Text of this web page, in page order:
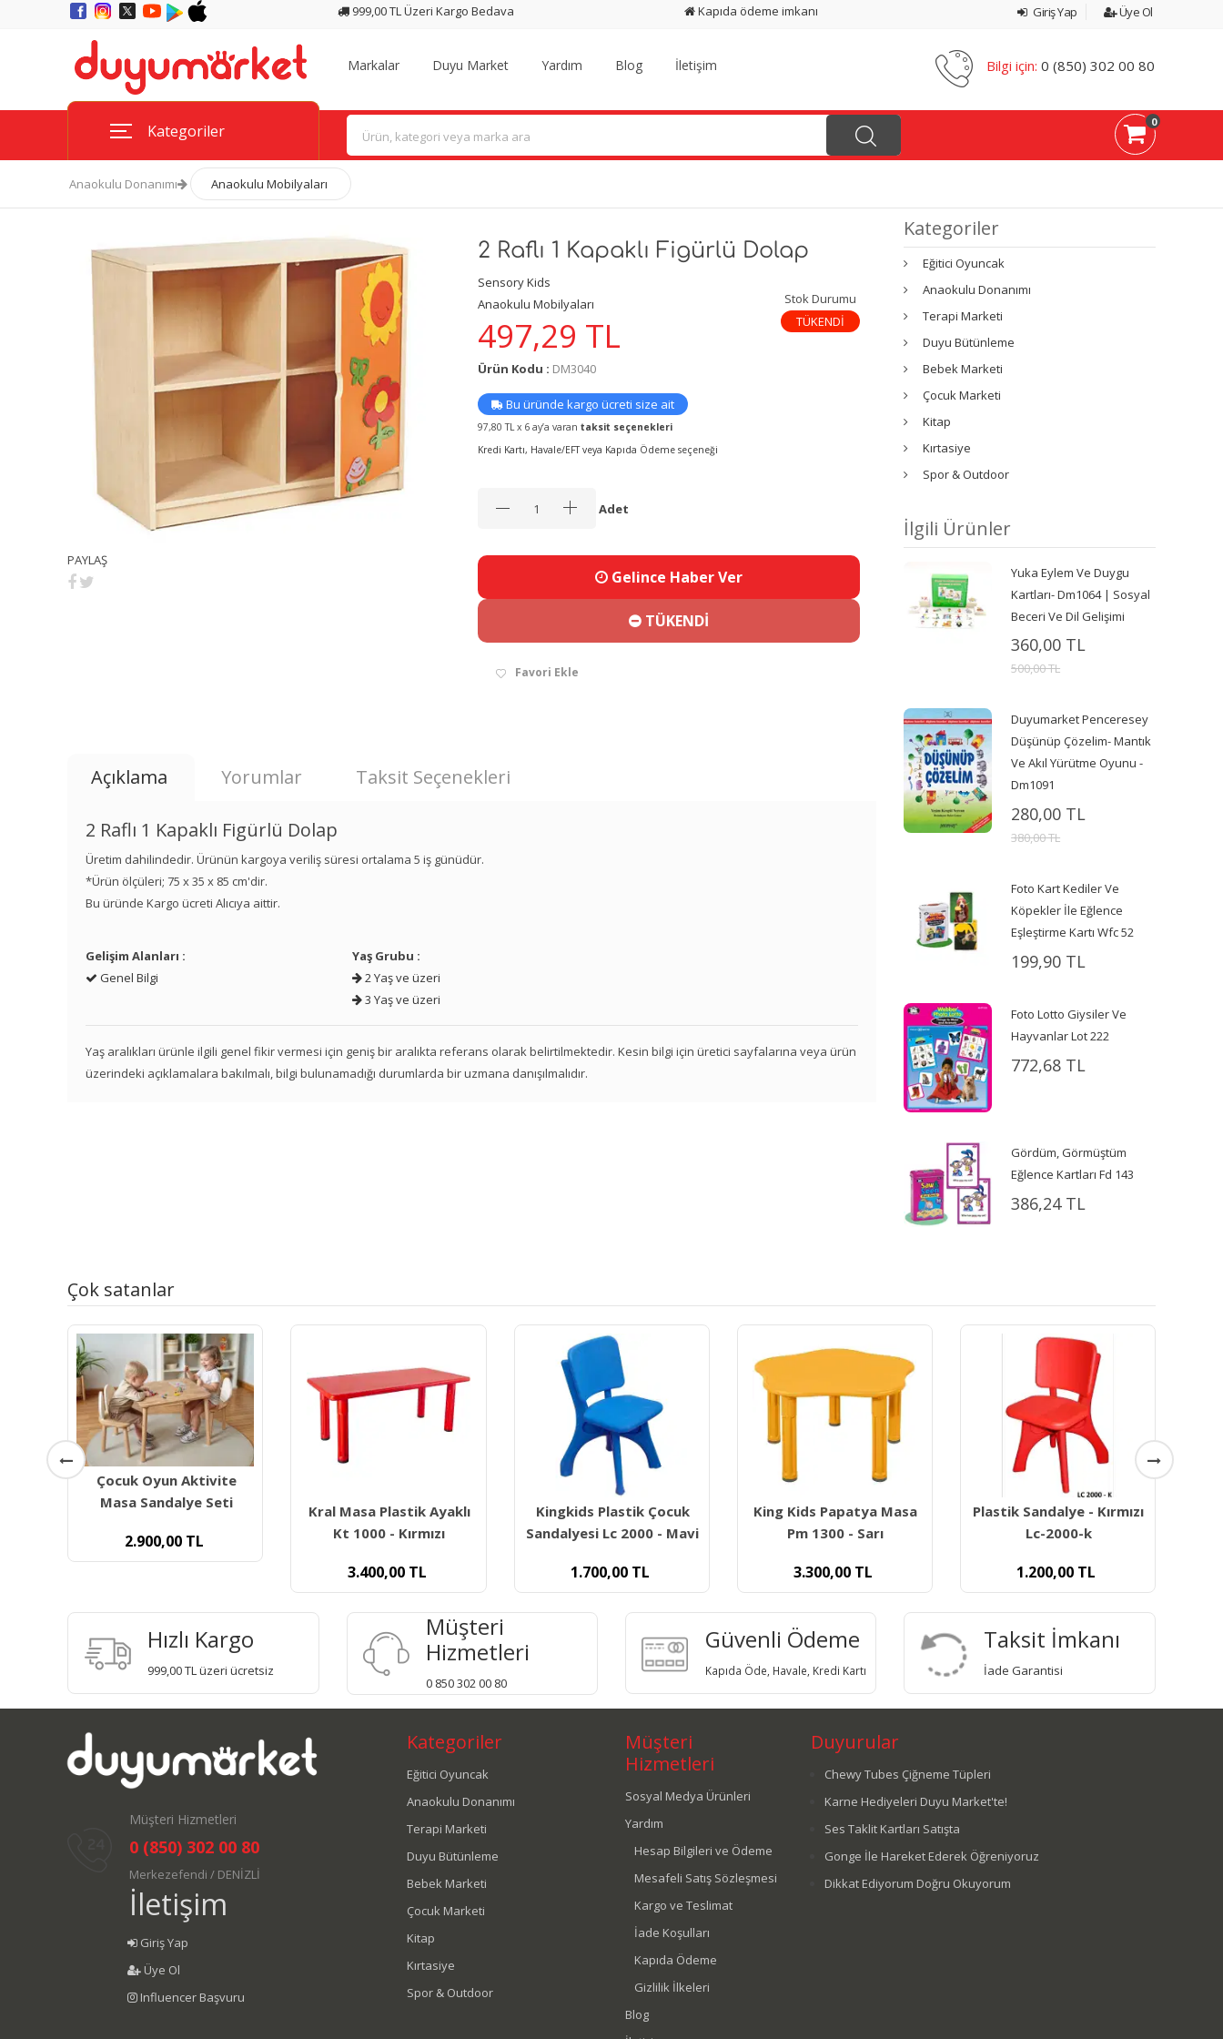
999,00 TL Üzeri Kargo Bedava Kapıda ödeme imkanı Giriş Yap Üye Ol
Markalar Duyu Market Yardım Blog İletişim Bilgi için: 0 (850) 302 00 80
Kategoriler 0
Anaokulu Donanımı Anaokulu Mobilyaları
PAYLAŞ
2 Raflı 1 Kapaklı Figürlü Dolap
Sensory Kids
Anaokulu Mobilyaları
Stok Durumu
TÜKENDİ
497,29 TL
Ürün Kodu : DM3040
Bu üründe kargo ücreti size ait
97,80 TL x 6 ay’a varan taksit seçenekleri
Kredi Kartı, Havale/EFT veya Kapıda Ödeme seçeneği
Adet
Gelince Haber Ver
TÜKENDİ
Favori Ekle
Açıklama Yorumlar Taksit Seçenekleri
2 Raflı 1 Kapaklı Figürlü Dolap
Üretim dahilindedir. Ürünün kargoya veriliş süresi ortalama 5 iş günüdür.
*Ürün ölçüleri; 75 x 35 x 85 cm'dir.
Bu üründe Kargo ücreti Alıcıya aittir.
Gelişim Alanları :
Genel Bilgi
Yaş Grubu :
2 Yaş ve üzeri
3 Yaş ve üzeri
Yaş aralıkları ürünle ilgili genel fikir vermesi için geniş bir aralıkta referans olarak belirtilmektedir. Kesin bilgi için üretici sayfalarına veya ürün
üzerindeki açıklamalara bakılmalı, bilgi bulunamadığı durumlarda bir uzmana danışılmalıdır.
Kategoriler
Eğitici Oyuncak
Anaokulu Donanımı
Terapi Marketi
Duyu Bütünleme
Bebek Marketi
Çocuk Marketi
Kitap
Kırtasiye
Spor & Outdoor
İlgili Ürünler
Yuka Eylem Ve Duygu
Kartları- Dm1064 | Sosyal
Beceri Ve Dil Gelişimi
360,00 TL
500,00 TL
Duyumarket Penceresey
Düşünüp Çözelim- Mantık
Ve Akıl Yürütme Oyunu -
Dm1091
280,00 TL
380,00 TL
Foto Kart Kediler Ve
Köpekler İle Eğlence
Eşleştirme Kartı Wfc 52
199,90 TL
Foto Lotto Giysiler Ve
Hayvanlar Lot 222
772,68 TL
Gördüm, Görmüştüm
Eğlence Kartları Fd 143
386,24 TL
Çok satanlar
Kral Masa Plastik Ayaklı
Kt 1000 - Kırmızı
Kingkids Plastik Çocuk
Sandalyesi Lc 2000 - Mavi
1.700,00TL
King Kids Papatya Masa
Pm 1300 - Sarı
3.300,00TL
Plastik Sandalye - Kırmızı
Lc-2000-k
1.200,00TL
Kingkids Plastik Çocuk
Sandalyesi - Yeşil
1.200,00TL
Hızlı Kargo
999,00 TL üzeri ücretsiz
Müşteri
Hizmetleri
0 850 302 00 80
Güvenli Ödeme
Kapıda Öde, Havale, Kredi Kartı
Taksit İmkanı
İade Garantisi
Müşteri Hizmetleri
0 (850) 302 00 80
Merkezefendi / DENİZLİ
İletişim
Giriş Yap
Üye Ol
Influencer Başvuru
Kategoriler
Eğitici Oyuncak
Anaokulu Donanımı
Terapi Marketi
Duyu Bütünleme
Bebek Marketi
Çocuk Marketi
Kitap
Kırtasiye
Spor & Outdoor
Müşteri
Hizmetleri
Sosyal Medya Ürünleri
Yardım
Hesap Bilgileri ve Ödeme
Mesafeli Satış Sözleşmesi
Kargo ve Teslimat
İade Koşulları
Kapıda Ödeme
Gizlilik İlkeleri
Blog
Duyurular
Chewy Tubes Çiğneme Tüpleri
Karne Hediyeleri Duyu Market'te!
Ses Taklit Kartları Satışta
Gonge İle Hareket Ederek Öğreniyoruz
Dikkat Ediyorum Doğru Okuyorum